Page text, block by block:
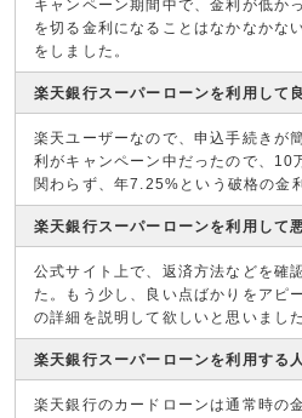
キャンペーン期間中で、金利が低か
を切る金利になることはなかなかな
をしました。
楽天銀行スーパーローンを利用して
楽天ユーザーなので、申込手続きが
利がキャンペーン中だったので、10
関わらず、年7.25%という破格の金
楽天銀行スーパーローンを利用して
公式サイト上で、返済方法などを確
た。もう少し、良い点ばかりをアピ
の詳細を説明して欲しいと思いました
楽天銀行スーパーローンを利用する
楽天銀行のカードローンは通常時の